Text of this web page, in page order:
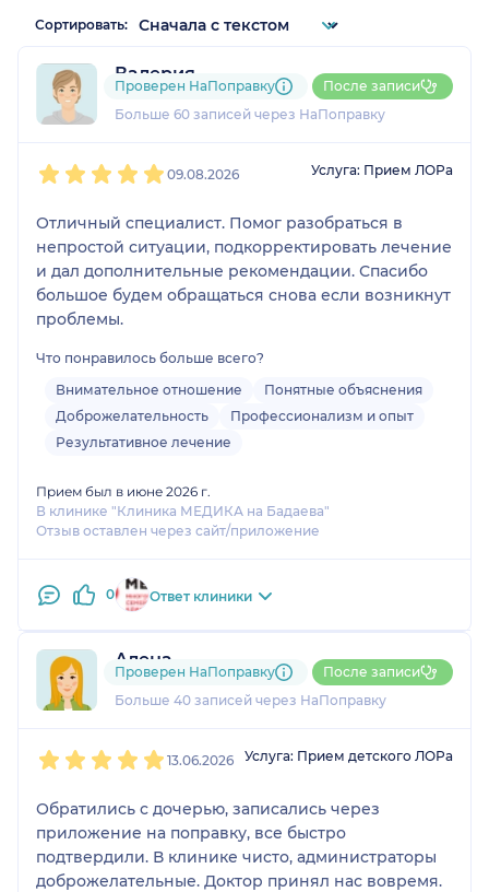
Сортировать:
Валерия
20 отзывов и4 оценки
Больше 60 записей через НаПоправку
Проверен НаПоправку После записи
09.08.2026 Услуга: Прием ЛОРа
Отличный специалист. Помог разобраться в
непростой ситуации, подкорректировать лечение
и дал дополнительные рекомендации. Спасибо
большое будем обращаться снова если возникнут
проблемы.
Что понравилось больше всего?
Внимательное отношение
Понятные объяснения
Доброжелательность
Профессионализм и опыт
Результативное лечение
Прием был в июне 2026 г.
В клинике "Клиника МЕДИКА на Бадаева"
Отзыв оставлен через сайт/приложение
0 Ответ клиники
Алена
17 отзывови2 оценки
Больше 40 записей через НаПоправку
Проверен НаПоправку После записи
13.06.2026 Услуга: Прием детского ЛОРа
Обратились с дочерью, записались через
приложение на поправку, все быстро
подтвердили. В клинике чисто, администраторы
доброжелательные. Доктор принял нас вовремя.